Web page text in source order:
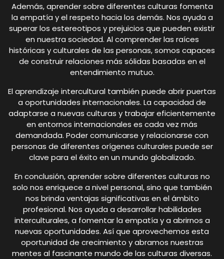
Además, aprender sobre diferentes culturas fomenta
la empatía y el respeto hacia los demás. Nos ayuda a
superar los estereotipos y prejuicios que pueden existir
en nuestra sociedad. Al comprender las raíces
históricas y culturales de las personas, somos capaces
de construir relaciones más sólidas basadas en el
entendimiento mutuo.
El aprendizaje intercultural también puede abrir puertas
a oportunidades internacionales. La capacidad de
adaptarse a nuevas culturas y trabajar eficientemente
en entornos internacionales es cada vez más
demandada. Poder comunicarse y relacionarse con
personas de diferentes orígenes culturales puede ser
clave para el éxito en un mundo globalizado.
En conclusión, aprender sobre diferentes culturas no
solo nos enriquece a nivel personal, sino que también
nos brinda ventajas significativas en el ámbito
profesional. Nos ayuda a desarrollar habilidades
interculturales, a fomentar la empatía y a abrirnos a
nuevas oportunidades. Así que aprovechemos esta
oportunidad de crecimiento y abramos nuestras
mentes al fascinante mundo de las culturas diversas.